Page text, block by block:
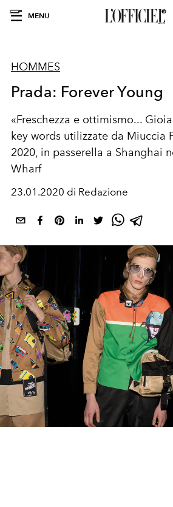
MENU
HOMMES
Prada: Forever Young
«Freschezza e ottimismo...
key words utilizzate da Miuccia
2020, in passerella a Shanghai
Wharf
23.01.2020 di Redazione